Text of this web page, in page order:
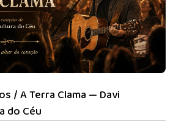
/ A Terra Clama — Davi
do Céu